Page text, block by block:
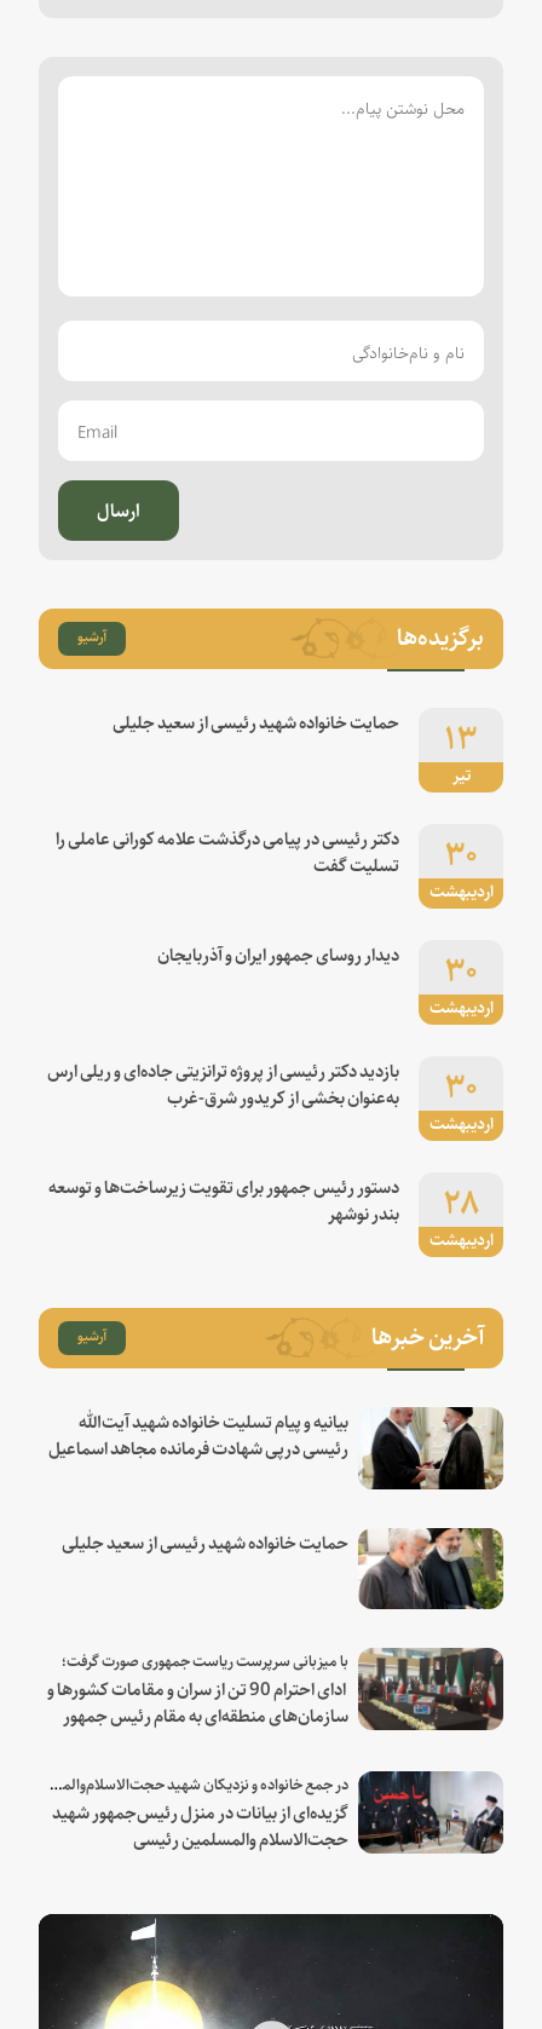
ارسال
برگزیده‌ها آرشیو
تیر
۱۳ حمایت خانواده شهید رئیسی از سعید جلیلی
اردیبهشت
۳۰
دکتر رئیسی در پیامی درگذشت علامه کورانی عاملی را
تسلیت گفت
اردیبهشت
۳۰ دیدار روسای جمهور ایران و آذربایجان
اردیبهشت
۳۰
بازدید دکتر رئیسی از پروژه ترانزیتی جاده‌ای و ریلی ارس
به‌عنوان بخشی از کریدور شرق-غرب
اردیبهشت
۲۸
دستور رئیس جمهور برای تقویت زیرساخت‌ها و توسعه
بندر نوشهر
آخرین خبرها آرشیو
بیانیه و پیام تسلیت خانواده شهید آیت‌الله
رئیسی درپی شهادت فرمانده مجاهد اسماعیل
حمایت خانواده شهید رئیسی از سعید جلیلی
با میزبانی سرپرست ریاست جمهوری صورت گرفت؛
ادای احترام 90 تن از سران و مقامات کشورها و
سازمان‌های منطقه‌ای به مقام رئیس جمهور
در جمع خانواده و نزدیکان شهید حجت‌الاسلام‌والمسلمین رئیسی:
گزیده‌ای از بیانات در منزل رئیس‌جمهور شهید
حجت‌الاسلام والمسلمین رئیسی